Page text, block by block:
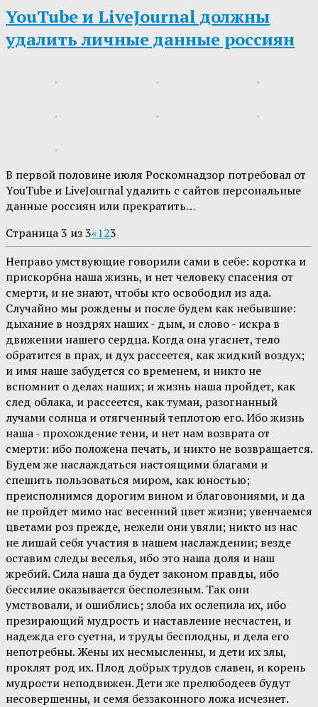
YouTube и LiveJournal должны
удалить личные данные россиян
В первой половине июля Роскомнадзор потребовал от
YouTube и LiveJournal удалить с сайтов персональные
данные россиян или прекратить…
Страница 3 из 3«123
Неправо умствующие говорили сами в себе: коротка и
прискорбна наша жизнь, и нет человеку спасения от
смерти, и не знают, чтобы кто освободил из ада.
Случайно мы рождены и после будем как небывшие:
дыхание в ноздрях наших - дым, и слово - искра в
движении нашего сердца. Когда она угаснет, тело
обратится в прах, и дух рассеется, как жидкий воздух;
и имя наше забудется со временем, и никто не
вспомнит о делах наших; и жизнь наша пройдет, как
след облака, и рассеется, как туман, разогнанный
лучами солнца и отягченный теплотою его. Ибо жизнь
наша - прохождение тени, и нет нам возврата от
смерти: ибо положена печать, и никто не возвращается.
Будем же наслаждаться настоящими благами и
спешить пользоваться миром, как юностью;
преисполнимся дорогим вином и благовониями, и да
не пройдет мимо нас весенний цвет жизни; увенчаемся
цветами роз прежде, нежели они увяли; никто из нас
не лишай себя участия в нашем наслаждении; везде
оставим следы веселья, ибо это наша доля и наш
жребий. Сила наша да будет законом правды, ибо
бессилие оказывается бесполезным. Так они
умствовали, и ошиблись; злоба их ослепила их, ибо
презирающий мудрость и наставление несчастен, и
надежда его суетна, и труды бесплодны, и дела его
непотребны. Жены их несмысленны, и дети их злы,
проклят род их. Плод добрых трудов славен, и корень
мудрости неподвижен. Дети же прелюбодеев будут
несовершенны, и семя беззаконного ложа исчезнет.